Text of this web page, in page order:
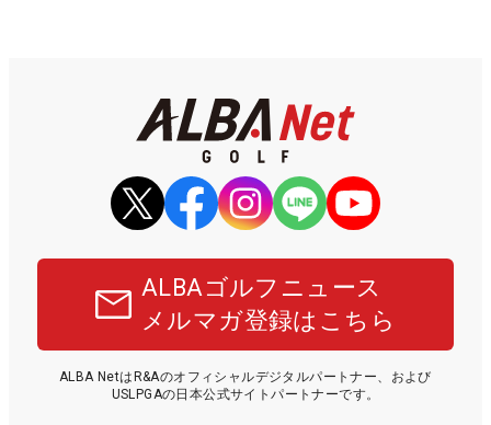
ALBAゴルフニュース
メルマガ登録はこちら
ALBA NetはR&Aのオフィシャルデジタルパートナー、および
USLPGAの日本公式サイトパートナーです。